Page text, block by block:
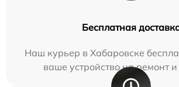
Бесплатная
Наш курьер в Хабаровске
ваше устройство на ремонт